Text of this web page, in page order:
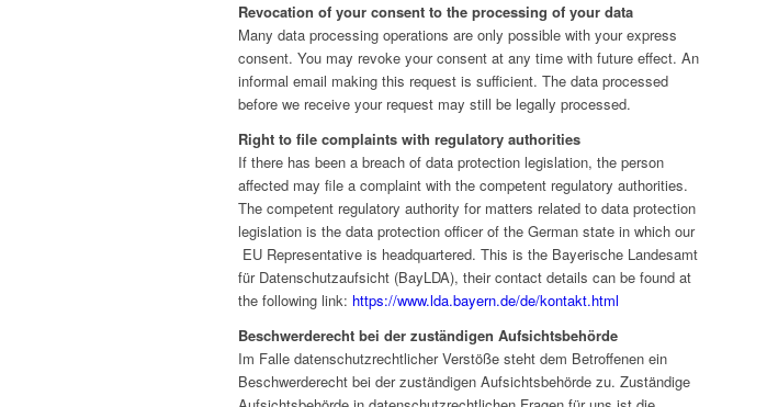
Revocation of your consent to the processing of your data
Many data processing operations are only possible with your express
consent. You may revoke your consent at any time with future effect. An
informal email making this request is sufficient. The data processed
before we receive your request may still be legally processed.
Right to file complaints with regulatory authorities
If there has been a breach of data protection legislation, the person
affected may file a complaint with the competent regulatory authorities.
The competent regulatory authority for matters related to data protection
legislation is the data protection officer of the German state in which our
EU Representative is headquartered. This is the Bayerische Landesamt
für Datenschutzaufsicht (BayLDA), their contact details can be found at
the following link: https://www.lda.bayern.de/de/kontakt.html
Beschwerderecht bei der zuständigen Aufsichtsbehörde
Im Falle datenschutzrechtlicher Verstöße steht dem Betroffenen ein
Beschwerderecht bei der zuständigen Aufsichtsbehörde zu. Zuständige